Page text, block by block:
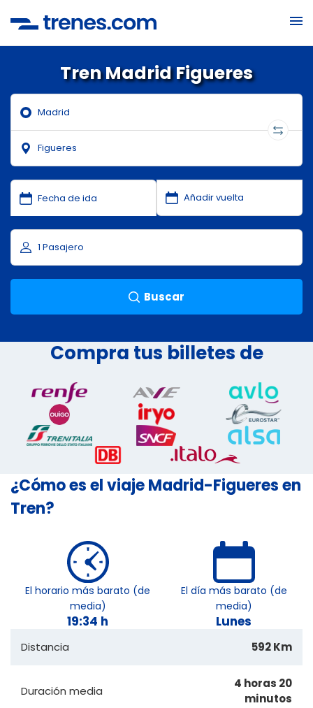
Tren Madrid Figueres
Buscar
Compra tus billetes de
¿Cómo es el viaje Madrid-Figueres en
Tren?
El horario más barato (de
media)
19:34 h
El día más barato (de
media)
Lunes
Distancia 592 Km
Duración media
4 horas 20
minutos